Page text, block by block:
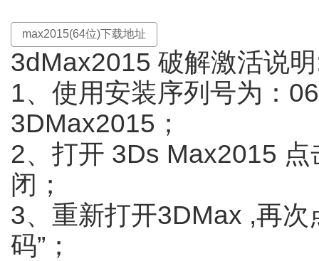
max2015(64位)下载地址
3dMax2015 破解激活说
1、使用安装序列号为：
3DMax2015；
2、打开 3Ds Max2015 点
闭；
3、重新打开3DMax ,再
码”；